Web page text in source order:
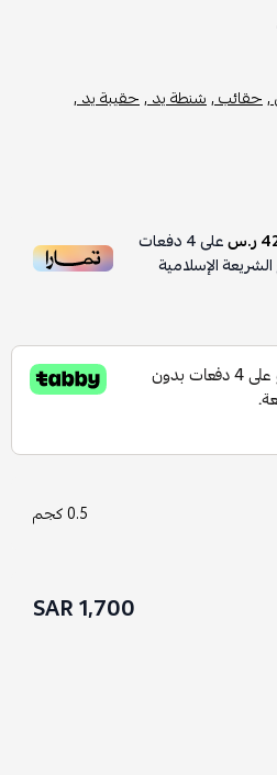
,حقائب ,شنطة يد ,حقيبة يد ,
على4دفعات
الإسلامية
0.5 كجم
1,700 SAR